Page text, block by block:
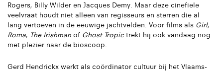
Rogers, Billy Wilder en Jacques Demy. Maar deze cinefiele
veelvraat houdt niet alleen van regisseurs en sterren die al
lang vertoeven in de eeuwige jachtvelden. Voor films als Girl,
Roma, The Irishman of Ghost Tropictrekt hij ook vandaag nog
met plezier naar de bioscoop.
Gerd Hendrickx werkt als coördinator cultuur bij het Vlaams-